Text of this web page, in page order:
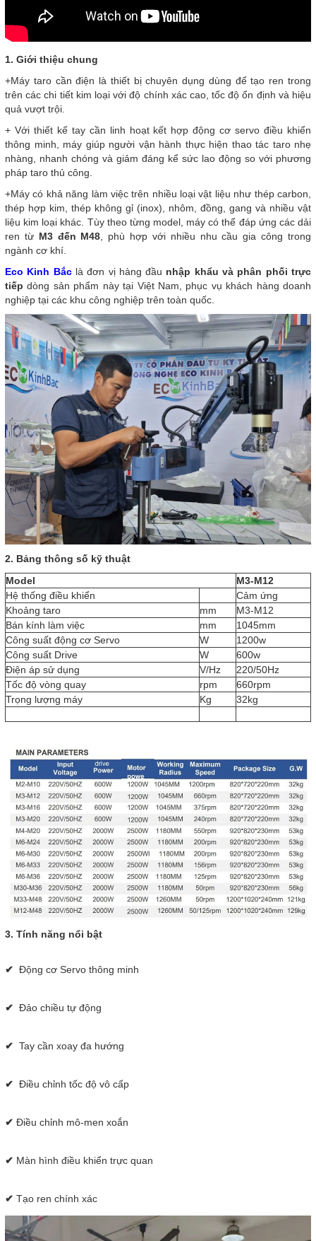
1. Giới thiệu chung
+Máy taro cần điện là thiết bị chuyên dụng dùng để tạo ren trong
trên các chi tiết kim loại với độ chính xác cao, tốc độ ổn định và hiệu
quả vượt trội.
+ Với thiết kế tay cần linh hoạt kết hợp động cơ servo điều khiển
thông minh, máy giúp người vận hành thực hiện thao tác taro nhẹ
nhàng, nhanh chóng và giảm đáng kể sức lao động so với phương
pháp taro thủ công.
+Máy có khả năng làm việc trên nhiều loại vật liệu như thép carbon,
thép hợp kim, thép không gỉ (inox), nhôm, đồng, gang và nhiều vật
liệu kim loại khác. Tùy theo từng model, máy có thể đáp ứng các dải
ren từ M3 đến M48, phù hợp với nhiều nhu cầu gia công trong
ngành cơ khí.
Eco Kinh Bắc là đơn vị hàng đầu nhập khẩu và phân phối trực
tiếp dòng sản phẩm này tại Việt Nam, phục vụ khách hàng doanh
nghiệp tại các khu công nghiệp trên toàn quốc.
2. Bảng thông số kỹ thuật
Model
M3-M12
Hệ thống điều khiển
Cảm ứng
Khoảng taro
mm
M3-M12
Bán kính làm việc
mm
1045mm
Công suất động cơ Servo
W
1200w
Công suất Drive
W
600w
Điện áp sử dụng
V/Hz
220/50Hz
Tốc độ vòng quay
rpm
660rpm
Trọng lượng máy
Kg 32kg
3. Tính năng nổi bật
✔ Động cơ Servo thông minh
✔ Đảo chiều tự động
✔ Tay cần xoay đa hướng
✔ Điều chỉnh tốc độ vô cấp
✔ Điều chỉnh mô-men xoắn
✔ Màn hình điều khiển trực quan
✔ Tạo ren chính xác